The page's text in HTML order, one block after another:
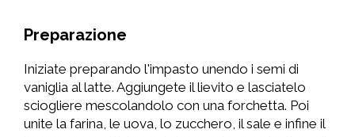
Preparazione
Iniziate preparando l'impasto unendo i semi di
vaniglia al latte. Aggiungete il lievito e lasciatelo
sciogliere mescolandolo con una forchetta. Poi
unite la farina, le uova, lo zucchero, il sale e infine il